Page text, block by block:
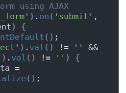
using AJAX
) . on ( 'submit'
)
{
() ;
) . val () != ''
&&
) . val () != '' )
{
=
() ;